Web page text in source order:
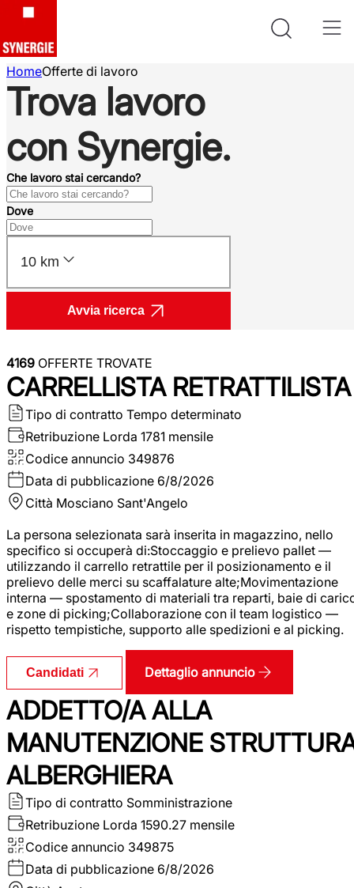
HomeOfferte di lavoro
Trova lavoro
con Synergie.
Che lavoro stai cercando?
Dove
10 km
Avvia ricerca
4169 OFFERTE TROVATE
CARRELLISTA RETRATTILISTA
Tipo di contratto Tempo determinato
Retribuzione Lorda 1781 mensile
Codice annuncio 349876
Data di pubblicazione 6/8/2026
Città Mosciano Sant'Angelo
La persona selezionata sarà inserita in magazzino, nello
specifico si occuperà di:Stoccaggio e prelievo pallet —
utilizzando il carrello retrattile per il posizionamento e il
prelievo delle merci su scaffalature alte;Movimentazione
interna — spostamento di materiali tra reparti, baie di
e zone di picking;Collaborazione con il team logistico —
rispetto tempistiche, supporto alle spedizioni e al picking.
Candidati Dettaglio annuncio
ADDETTO/A ALLA
MANUTENZIONE
ALBERGHIERA
Tipo di contratto Somministrazione
Retribuzione Lorda 1590.27 mensile
Codice annuncio 349875
Data di pubblicazione 6/8/2026